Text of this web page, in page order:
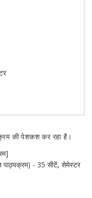
की पेशकश कर रहा है।
पाठ्यक्रम) - 35 सीटें, सेमेस्टर